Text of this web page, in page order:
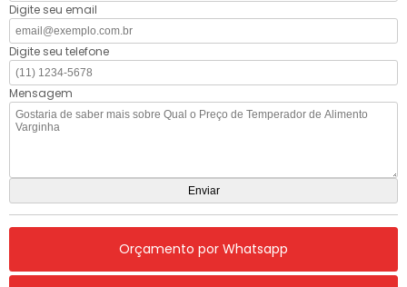
Digite seu email
Digite seu telefone
Mensagem
Orçamento por Whatsapp